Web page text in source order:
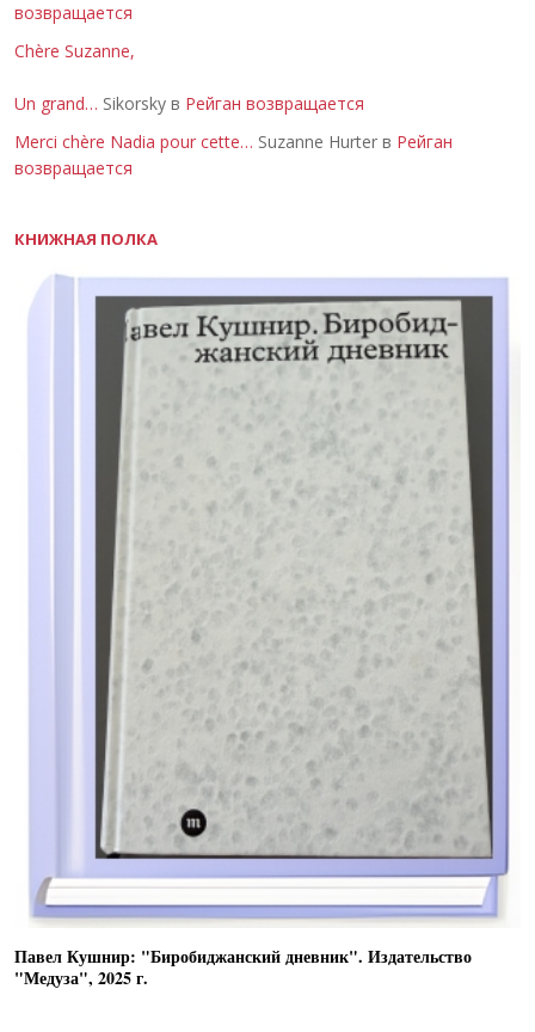
возвращается
Chère Suzanne,
Un grand… Sikorsky в Рейган возвращается
Merci chère Nadia pour cette… Suzanne Hurter в Рейган
возвращается
КНИЖНАЯ ПОЛКА
Павел Кушнир: "Биробиджанский дневник". Издательство
"Медуза", 2025 г.